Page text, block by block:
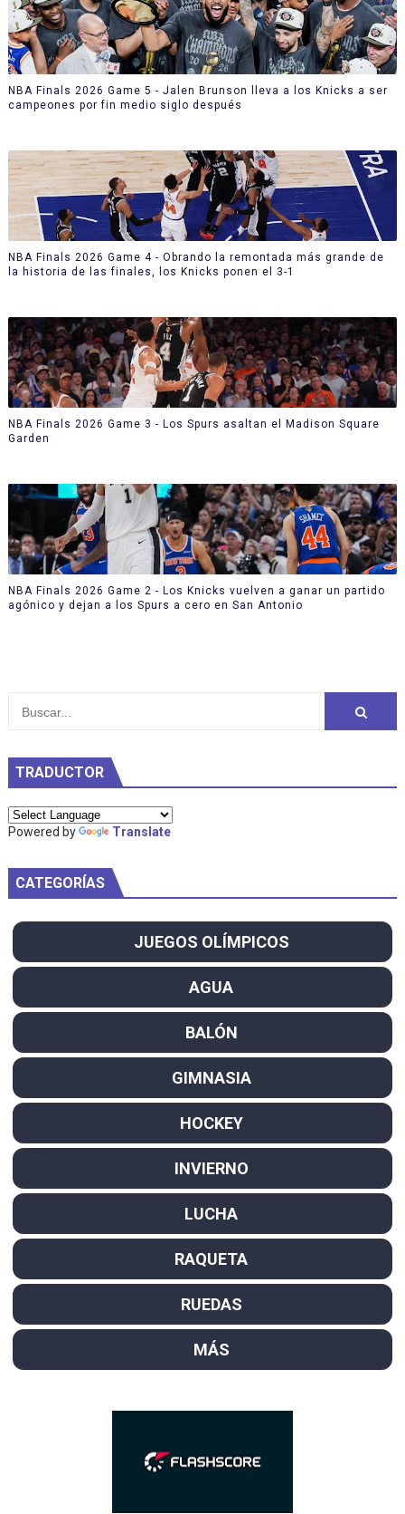
NBA Finals 2026 Game 5 - Jalen Brunson lleva a los Knicks a ser
campeones por fin medio siglo después
NBA Finals 2026 Game 4 - Obrando la remontada más grande de
la historia de las finales, los Knicks ponen el 3-1
NBA Finals 2026 Game 3 - Los Spurs asaltan el Madison Square
Garden
NBA Finals 2026 Game 2 - Los Knicks vuelven a ganar un partido
agónico y dejan a los Spurs a cero en San Antonio
TRADUCTOR
Powered by Translate
CATEGORÍAS
JUEGOS OLÍMPICOS
AGUA
BALÓN
GIMNASIA
HOCKEY
INVIERNO
LUCHA
RAQUETA
RUEDAS
MÁS